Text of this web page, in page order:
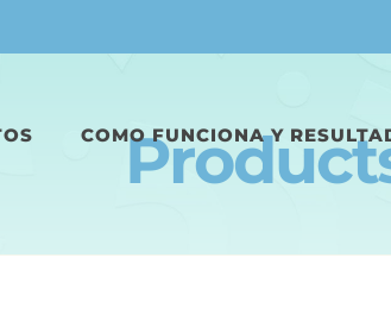
COMO FUNCIONA Y